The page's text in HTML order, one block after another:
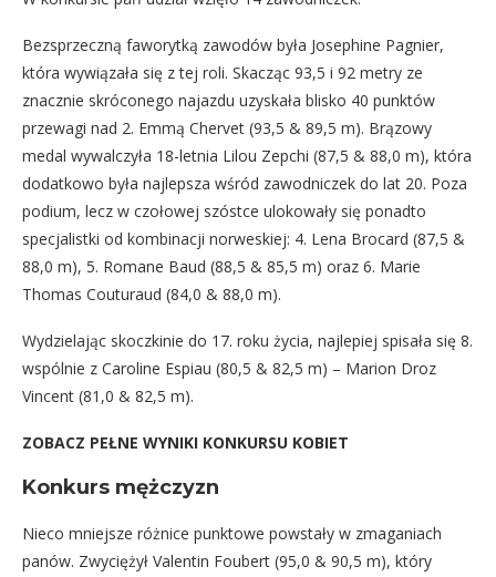
Bezsprzeczną faworytką zawodów była Josephine Pagnier,
która wywiązała się z tej roli. Skacząc 93,5 i 92 metry ze
znacznie skróconego najazdu uzyskała blisko 40 punktów
przewagi nad 2. Emmą Chervet (93,5 & 89,5 m). Brązowy
medal wywalczyła 18-letnia Lilou Zepchi (87,5 & 88,0 m), która
dodatkowo była najlepsza wśród zawodniczek do lat 20. Poza
podium, lecz w czołowej szóstce ulokowały się ponadto
specjalistki od kombinacji norweskiej: 4. Lena Brocard (87,5 &
88,0 m), 5. Romane Baud (88,5 & 85,5 m) oraz 6. Marie
Thomas Couturaud (84,0 & 88,0 m).
Wydzielając skoczkinie do 17. roku życia, najlepiej spisała się 8.
wspólnie z Caroline Espiau (80,5 & 82,5 m) – Marion Droz
Vincent (81,0 & 82,5 m).
ZOBACZ PEŁNE WYNIKI KONKURSU KOBIET
Konkurs mężczyzn
Nieco mniejsze różnice punktowe powstały w zmaganiach
panów. Zwyciężył Valentin Foubert (95,0 & 90,5 m), który